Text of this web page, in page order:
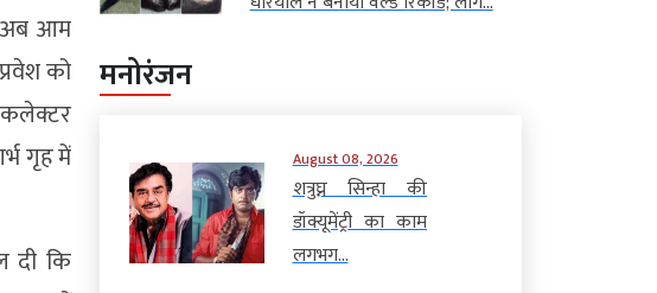
अब आम
को
कलेक्टर
गृह में
दी कि
मनोरंजन
August 08, 2026
शत्रुघ्न सिन्हा की
डॉक्यूमेंट्री का काम
लगभग...